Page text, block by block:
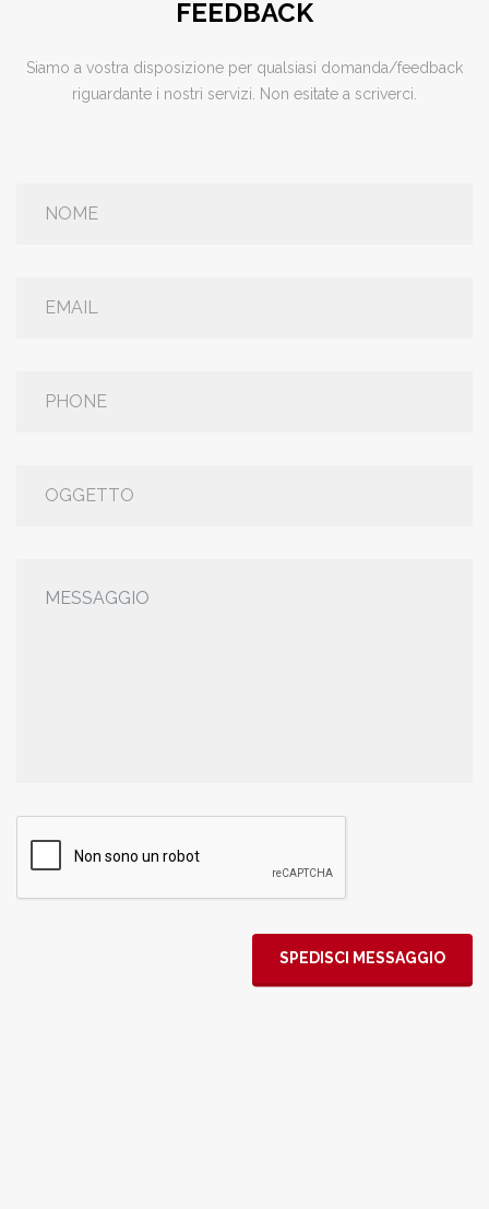
FEEDBACK
Siamo a vostra disposizione per qualsiasi domanda/feedback
riguardante i nostri servizi. Non esitate a scriverci.
SPEDISCI MESSAGGIO